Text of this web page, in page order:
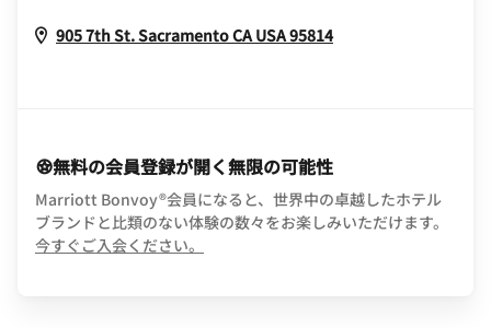
905 7th St.SacramentoCA USA95814Opens In New
無料の会員登録が開く無限の可能性
Marriott Bonvoy®会員になると、世界中の卓越したホテル
ブランドと比類のない体験の数々をお楽しみいただけます。
今すぐご入会ください。